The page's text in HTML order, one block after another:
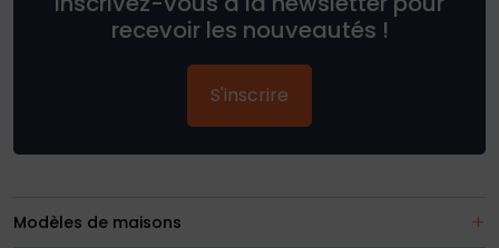
recevoir les nouveautés !
S'inscrire
Modèles de maisons